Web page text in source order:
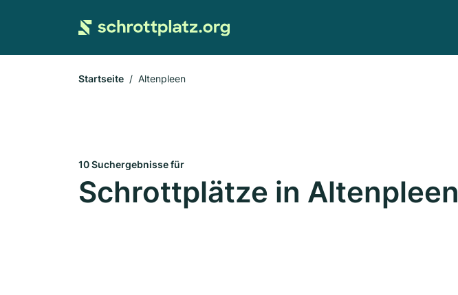
Startseite Altenpleen
10 Suchergebnisse für
Schrottplätze in Altenpleen